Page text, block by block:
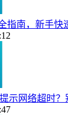
指南，新手快
示网络超时